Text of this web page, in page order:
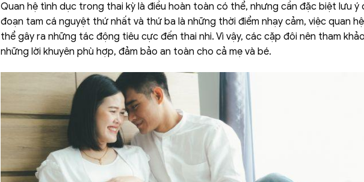
Quan hệ tình dục trong thai kỳ là điều hoàn toàn có thể, nhưng cần đặc biệt lưu ý
đoạn tam cá nguyệt thứ nhất và thứ ba là những thời điểm nhạy cảm, việc quan
thể gây ra những tác động tiêu cực đến thai nhi. Vì vậy, các cặp đôi nên tham
những lời khuyên phù hợp, đảm bảo an toàn cho cả mẹ và bé.